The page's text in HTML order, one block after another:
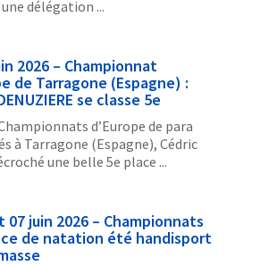
délégation ...
2026 – Championnat
de Tarragone (Espagne) :
se classe 5e
d’Europe de para
à Tarragone (Espagne), Cédric
une belle 5e place ...
07 juin 2026 – Championnats
de natation été handisport